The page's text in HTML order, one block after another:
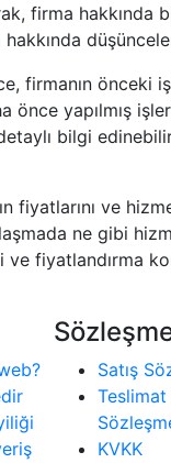
firma hakkında
firmanın önceki
yapılmış
bilgi
ve
ne gibi
ve fiyatlandırma
Satış
KVKK